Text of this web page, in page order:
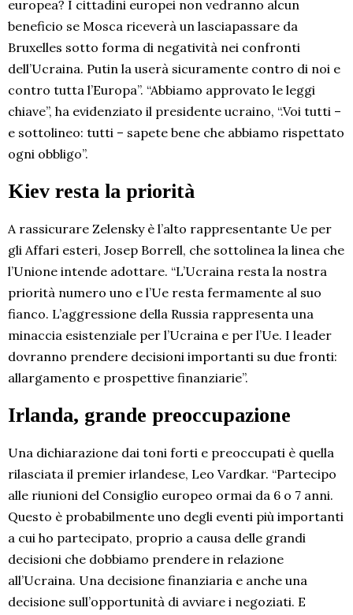
europea? I cittadini europei non vedranno alcun
beneficio se Mosca riceverà un lasciapassare da
Bruxelles sotto forma di negatività nei confronti
dell’Ucraina. Putin la userà sicuramente contro di noi e
contro tutta l’Europa”. “Abbiamo approvato le leggi
chiave”, ha evidenziato il presidente ucraino, “.Voi tutti –
e sottolineo: tutti – sapete bene che abbiamo rispettato
ogni obbligo”.
Kiev resta la priorità
A rassicurare Zelensky è l’alto rappresentante Ue per
gli Affari esteri, Josep Borrell, che sottolinea la linea che
l’Unione intende adottare. “L’Ucraina resta la nostra
priorità numero uno e l’Ue resta fermamente al suo
fianco. L’aggressione della Russia rappresenta una
minaccia esistenziale per l’Ucraina e per l’Ue. I leader
dovranno prendere decisioni importanti su due fronti:
allargamento e prospettive finanziarie”.
Irlanda, grande preoccupazione
Una dichiarazione dai toni forti e preoccupati è quella
rilasciata il premier irlandese, Leo Vardkar. “Partecipo
alle riunioni del Consiglio europeo ormai da 6 o 7 anni.
Questo è probabilmente uno degli eventi più importanti
a cui ho partecipato, proprio a causa delle grandi
decisioni che dobbiamo prendere in relazione
all’Ucraina. Una decisione finanziaria e anche una
decisione sull’opportunità di avviare i negoziati. E